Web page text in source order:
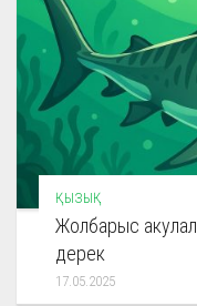
ҚЫЗЫҚ
Жолбарыс
дерек
17.05.2025